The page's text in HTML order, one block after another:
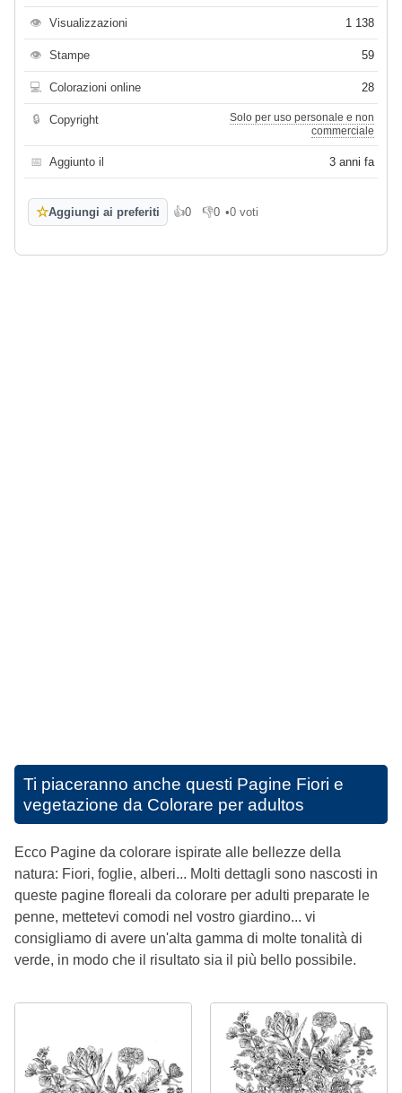
👁 Visualizzazioni 1 138
👁 Stampe 59
💻 Colorazioni online 28
🔒 Copyright
Solo per uso personale e non
commerciale
📅 Aggiunto il 3 anni fa
☆Aggiungi ai preferiti 👍0
Mi piace
👎0
Non mi piace
•0 voti
Ti piaceranno anche questi Pagine Fiori e
vegetazione da Colorare per adultos
Ecco Pagine da colorare ispirate alle bellezze della
natura: Fiori, foglie, alberi... Molti dettagli sono nascosti in
queste pagine floreali da colorare per adulti preparate le
penne, mettetevi comodi nel vostro giardino... vi
consigliamo di avere un'alta gamma di molte tonalità di
verde, in modo che il risultato sia il più bello possibile.